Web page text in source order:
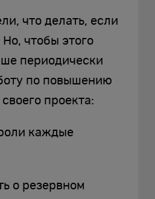
что делать, если
чтобы этого
периодически
по повышению
проекта:
каждые
о резервном